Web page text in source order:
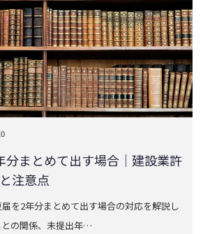
分まとめて出す場合｜建設業許
注意点
を2年分まとめて出す場合の対応を解説し
の関係、未提出年…